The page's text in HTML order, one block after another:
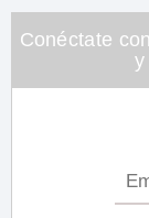
Conéctate
y